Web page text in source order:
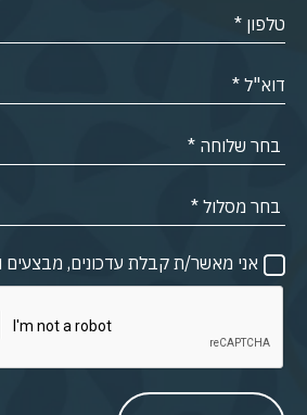
אני מאשר/ת קבלת עדכונים, מבצעים